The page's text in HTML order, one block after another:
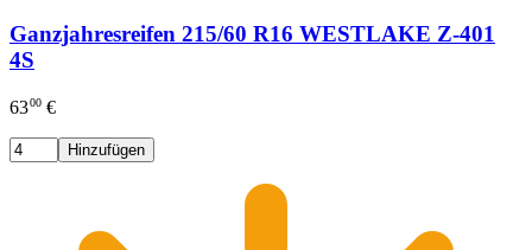
Ganzjahresreifen 215/60 R16 WESTLAKE Z-401
4S
6300 €
Hinzufügen